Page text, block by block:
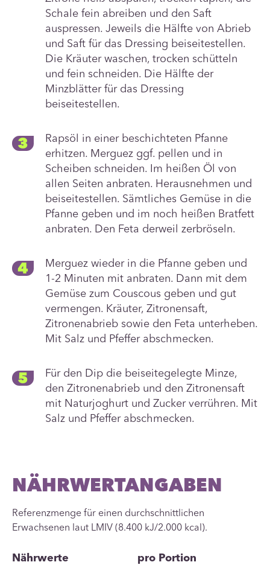
Schale fein abreiben und den Saft
auspressen. Jeweils die Hälfte von Abrieb
und Saft für das Dressing beiseitestellen.
Die Kräuter waschen, trocken schütteln
und fein schneiden. Die Hälfte der
Minzblätter für das Dressing
beiseitestellen.
Rapsöl in einer beschichteten Pfanne
erhitzen. Merguez ggf. pellen und in
Scheiben schneiden. Im heißen Öl von
allen Seiten anbraten. Herausnehmen und
beiseitestellen. Sämtliches Gemüse in die
Pfanne geben und im noch heißen Bratfett
anbraten. Den Feta derweil zerbröseln.
Merguez wieder in die Pfanne geben und
1-2 Minuten mit anbraten. Dann mit dem
Gemüse zum Couscous geben und gut
vermengen. Kräuter, Zitronensaft,
Zitronenabrieb sowie den Feta unterheben.
Mit Salz und Pfeffer abschmecken.
Für den Dip die beiseitegelegte Minze,
den Zitronenabrieb und den Zitronensaft
mit Naturjoghurt und Zucker verrühren. Mit
Salz und Pfeffer abschmecken.
NÄHRWERTANGABEN
Referenzmenge für einen durchschnittlichen
Erwachsenen laut LMIV (8.400 kJ/2.000 kcal).
Nährwerte pro Portion